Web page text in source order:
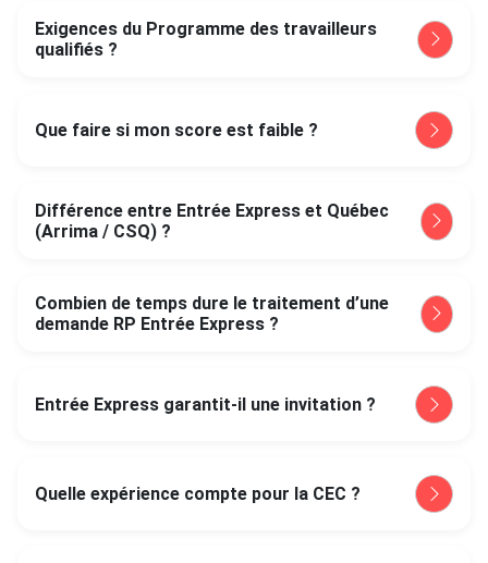
Exigences du Programme des travailleurs
qualifiés ?
Que faire si mon score est faible ?
Différence entre Entrée Express et Québec
(Arrima / CSQ) ?
Combien de temps dure le traitement d’une
demande RP Entrée Express ?
Entrée Express garantit-il une invitation ?
Quelle expérience compte pour la CEC ?